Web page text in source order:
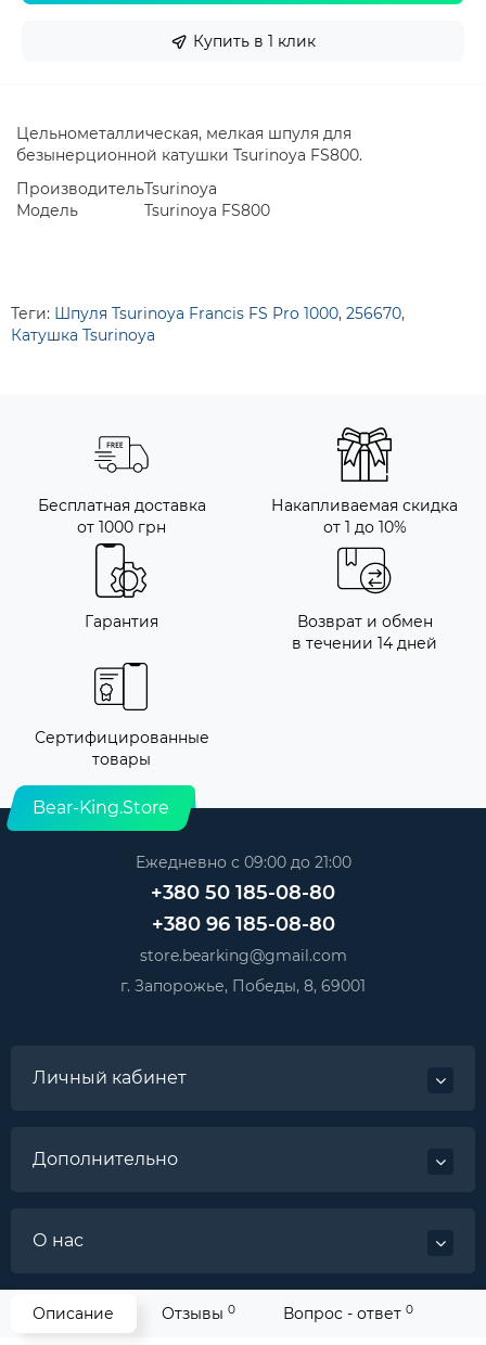
Купить в 1 клик
Описание Отзывы 0 Вопрос - ответ 0
Цельнометаллическая, мелкая шпуля для
безынерционной катушки Tsurinoya FS800.
ПроизводительTsurinoya
Модель
Tsurinoya FS800
Теги: Шпуля Tsurinoya Francis FS Pro 1000, 256670,
Катушка Tsurinoya
Бесплатная доставка
от 1000 грн
Накапливаемая скидка
от 1 до 10%
Гарантия
Возврат и обмен
в течении 14 дней
Сертифицированные
товары
Bear-King.Store
Ежедневно с 09:00 до 21:00
+380 50 185-08-80
+380 96 185-08-80
store.bearking@gmail.com
г. Запорожье, Победы, 8, 69001
Личный кабинет
Дополнительно
О нас
Категории